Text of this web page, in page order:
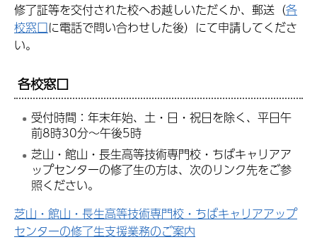
修了証等を交付された校へお越しいただくか、郵送（各
校窓口に電話で問い合わせした後）にて申請してくださ
い。
各校窓口
受付時間：年末年始、土・日・祝日を除く、平日午
前8時30分～午後5時
芝山・館山・長生高等技術専門校・ちばキャリアア
ップセンターの修了生の方は、次のリンク先をご参
照ください。
芝山・館山・長生高等技術専門校・ちばキャリアアップ
センターの修了生支援業務のご案内